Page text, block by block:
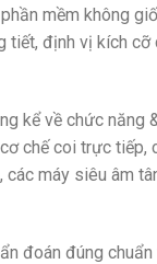
mềm không
tiết, định vị kích cỡ
kể về chức năng
chế coi trực tiếp,
máy siêu âm
đoán đúng chuẩn